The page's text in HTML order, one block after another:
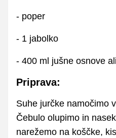
- poper
- 1 jabolko
- 400 ml jušne osnove
Priprava:
Suhe jurčke namočimo
Čebulo olupimo in
narežemo na koščke,